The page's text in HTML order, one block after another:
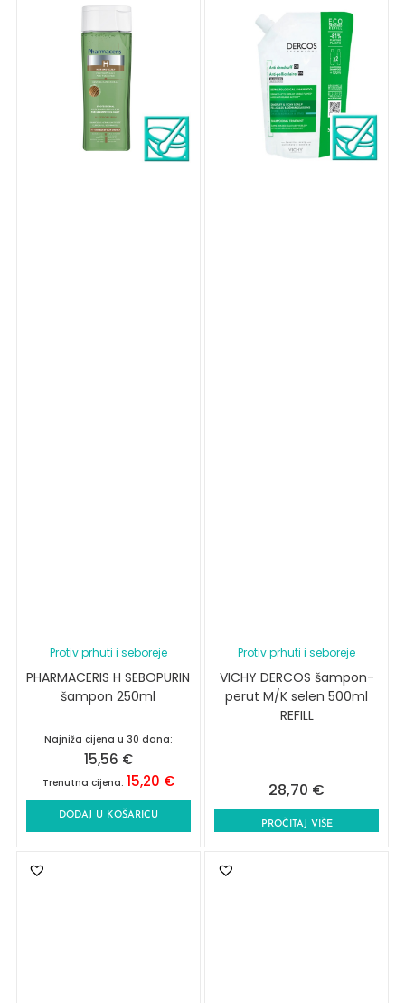
Protiv prhuti i seboreje
PHARMACERIS H SEBOPURIN
šampon 250ml
Najniža cijena u 30 dana:
15,56 €
Trenutna cijena: 15,20 €
DODAJ U KOŠARICU
Protiv prhuti i seboreje
VICHY DERCOS šampon-
perut M/K selen 500ml
REFILL
28,70 €
PROČITAJ VIŠE